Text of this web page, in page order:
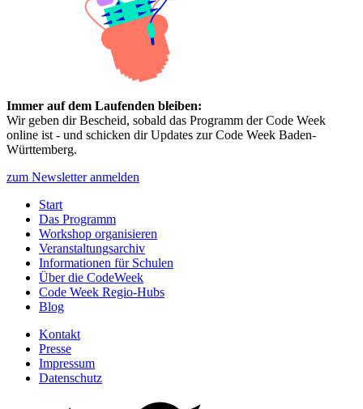
Immer auf dem Laufenden bleiben:
Wir geben dir Bescheid, sobald das Programm der Code Week
online ist - und schicken dir Updates zur Code Week Baden-
Württemberg.
zum Newsletter anmelden
Start
Das Programm
Workshop organisieren
Veranstaltungsarchiv
Informationen für Schulen
Über die CodeWeek
Code Week Regio-Hubs
Blog
Kontakt
Presse
Impressum
Datenschutz